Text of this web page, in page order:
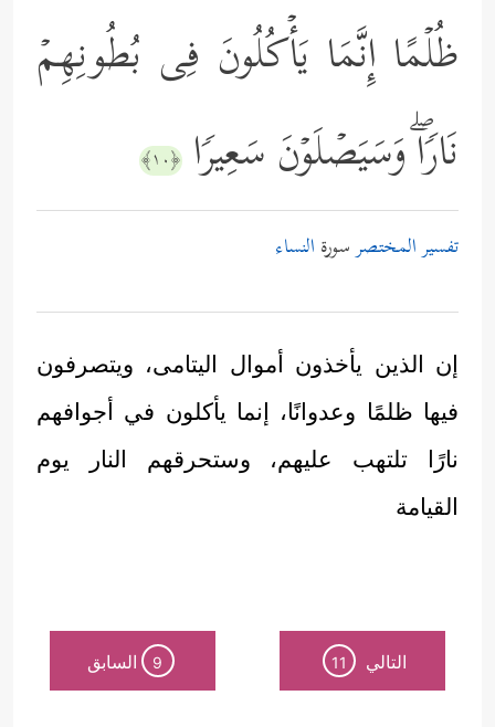
ظُلۡمًا إِنَّمَا یَأۡكُلُونَ فِی بُطُونِهِمۡ
نَارࣰاۖ وَسَیَصۡلَوۡنَ سَعِیرࣰا ﴿١٠﴾
تفسير المختصرسورة النساء
إن الذين يأخذون أموال اليتامى، ويتصرفون
فيها ظلمًا وعدوانًا، إنما يأكلون في أجوافهم
نارًا تلتهب عليهم، وستحرقهم النار يوم
القيامة
التالي 11
9 السابق